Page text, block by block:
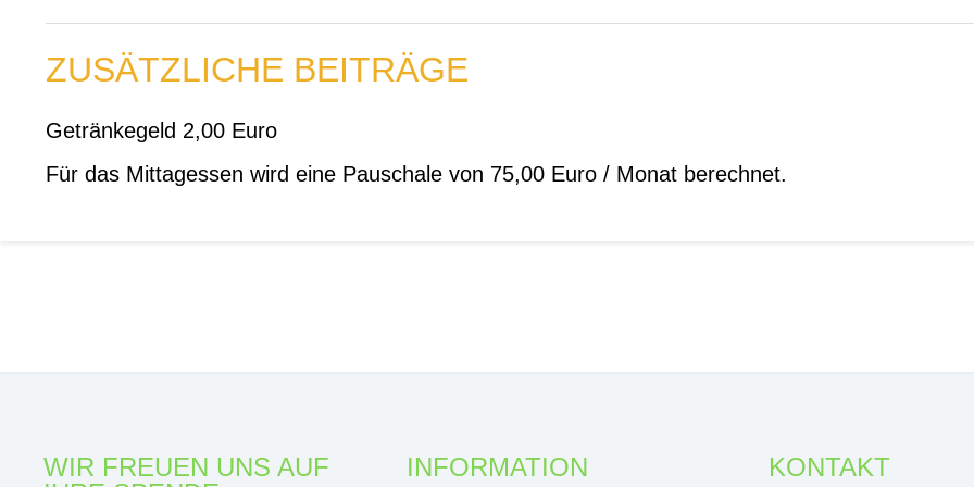
ZUSÄTZLICHE BEITRÄGE
Getränkegeld 2,00 Euro
Für das Mittagessen wird eine Pauschale von 75,00 Euro / Monat berechnet.
WIR FREUEN UNS AUF
INFORMATION KONTAKT